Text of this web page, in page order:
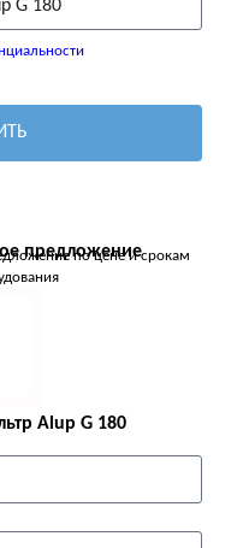
предложение
по цене и срокам
Alup G 180